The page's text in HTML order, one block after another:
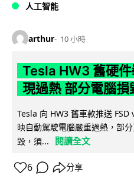
人工智能
arthur 10 小時
Tesla HW3 舊硬
現過熱 部分電腦
Tesla 向 HW3 舊車款推送
映自動駕駛電腦嚴重過熱，部
毀，須...
閱讀全文
6 分享